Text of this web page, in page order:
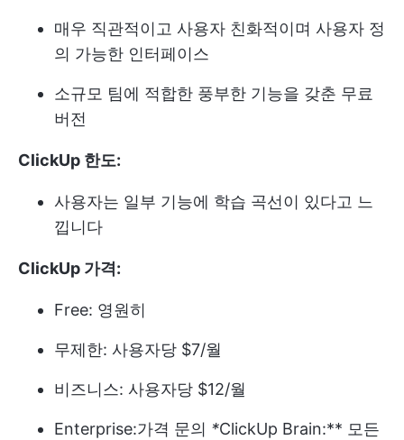
매우 직관적이고 사용자 친화적이며 사용자 정
의 가능한 인터페이스
소규모 팀에 적합한 풍부한 기능을 갖춘 무료
버전
ClickUp 한도:
사용자는 일부 기능에 학습 곡선이 있다고 느
낍니다
ClickUp 가격:
Free: 영원히
무제한: 사용자당 $7/월
비즈니스: 사용자당 $12/월
Enterprise:가격 문의 *ClickUp Brain:** 모든